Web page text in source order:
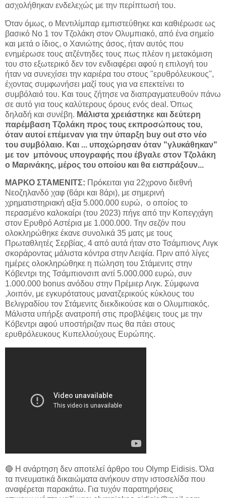
ασχολήθηκαν ενδελεχώς με την περίπτωσή του.
Όταν όμως, ο Μεντιλίμπαρ εμπιστεύθηκε και καθιέρωσε ως
βασικό Νο 1 τον Τζολάκη στον Ολυμπιακό, από ένα σημείο
και μετά ο ίδιος, ο Χανιώτης άσος, ήταν αυτός που
ενημέρωσε τους ατζέντηδες τους πως πλέον η μετακόμιση
του στο εξωτερικό δεν τον ενδιαφέρει αφού η επιλογή του
ήταν να συνεχίσει την καριέρα του στους "ερυθρόλευκους",
έχοντας συμφωνήσει μαζί τους για να επεκτείνει το
συμβόλαιό του. Και τους ζήτησε να διαπραγματευθούν πάνω
σε αυτό για τους καλύτερους όρους ενός deal. Όπως
δηλαδή και συνέβη. Μάλιστα χρειάστηκε και δεύτερη
παρέμβαση Τζολάκη προς τους εκπροσώπους του,
όταν αυτοί επέμεναν για την ύπαρξη buy out στο νέο
του συμβόλαιο. Και ... υποχώρησαν όταν "γλυκάθηκαν"
με τον μπόνους υπογραφής που έβγαλε στον Τζολάκη
ο Μαρινάκης, μέρος του οποίου και θα εισπράξουν...
ΜΑΡΚΟ ΣΤΑΜΕΝΙΤΣ: Πρόκειται για 22χρονο διεθνή
Νεοζηλανδό χαφ (6άρι και 8άρι), με σημερινή
χρηματιστηριακή αξία 5.000.000 ευρώ, ο οποίος το
περασμένο καλοκαίρι (του 2023) πήγε από την Κοπεγχάγη
στον Ερυθρό Αστέρια με 1.000.000. Την σεζόν που
ολοκληρώθηκε έκανε συνολικά 35 ματς με τους
Πρωταθλητές Σερβίας, 4 από αυτά ήταν στο Τσάμπιονς Λιγκ
σκοράροντας μάλιστα κόντρα στην Λειψία. Πριν από λίγες
ημέρες ολοκληρώθηκε η πώληση του Στάμενιτς στην
Κόβεντρι της Τσάμπιονσιπ αντί 5.000.000 ευρώ, συν
1.000.000 bonus ανόδου στην Πρέμιερ Λιγκ. Σύμφωνα
,λοιπόν, με εγκυρότατους μανατζερικούς κύκλους του
Βελιγραδίου τον Στάμενιτς διεκδικούσε και ο Ολυμπιακός.
Μάλιστα υπήρξε ανατροπή στις προβλέψεις τους με την
Κόβεντρι αφού υποστήριζαν πως θα πάει στους
ερυθρόλευκους Κυπελλούχους Ευρώπης.
🔴 Η ανάρτηση δεν αποτελεί άρθρο του Olymp Eidisis. Όλα
τα πνευματικά δικαιώματα ανήκουν στην ιστοσελίδα που
αναφέρεται παρακάτω. Για τυχόν παρατηρήσεις